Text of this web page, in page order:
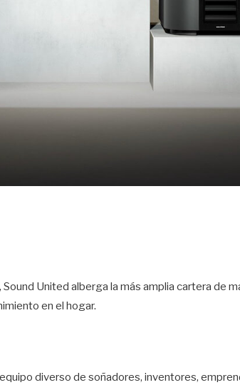
United alberga la más amplia cartera de
en el hogar.
diverso de soñadores, inventores,